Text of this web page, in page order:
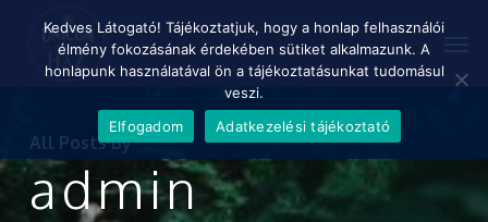
All Posts By
admin
Kedves Látogató! Tájékoztatjuk, hogy a honlap felhasználói
élmény fokozásának érdekében sütiket alkalmazunk. A
honlapunk használatával ön a tájékoztatásunkat tudomásul
veszi.
Elfogadom
Adatkezelési tájékoztató